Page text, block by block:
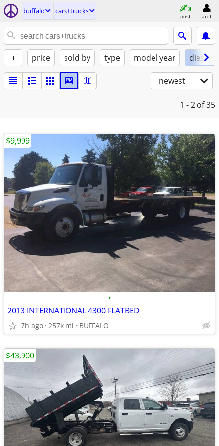
buffalo cars+trucks
post acct
+ price sold by type model year diesel
newest
1 - 2 of 35
•
2013 INTERNATIONAL 4300 FLATBED
7h ago 257k mi BUFFALO
$9,999
$43,900